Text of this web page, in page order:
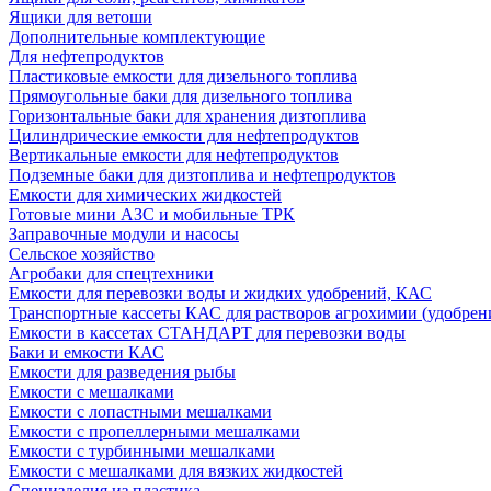
Ящики для ветоши
Дополнительные комплектующие
Для нефтепродуктов
Пластиковые емкости для дизельного топлива
Прямоугольные баки для дизельного топлива
Горизонтальные баки для хранения дизтоплива
Цилиндрические емкости для нефтепродуктов
Вертикальные емкости для нефтепродуктов
Подземные баки для дизтоплива и нефтепродуктов
Емкости для химических жидкостей
Готовые мини АЗС и мобильные ТРК
Заправочные модули и насосы
Сельское хозяйство
Агробаки для спецтехники
Емкости для перевозки воды и жидких удобрений, КАС
Транспортные кассеты КАС для растворов агрохимии
Емкости в кассетах СТАНДАРТ для перевозки воды
Баки и емкости КАС
Емкости для разведения рыбы
Емкости с мешалками
Емкости с лопастными мешалками
Емкости с пропеллерными мешалками
Емкости с турбинными мешалками
Емкости с мешалками для вязких жидкостей